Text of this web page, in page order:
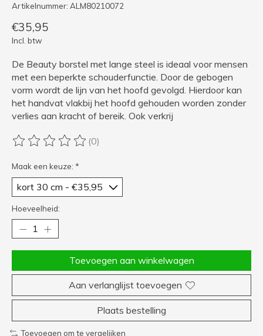
Artikelnummer: ALM80210072
€35,95
Incl. btw
De Beauty borstel met lange steel is ideaal voor mensen
met een beperkte schouderfunctie. Door de gebogen
vorm wordt de lijn van het hoofd gevolgd. Hierdoor kan
het handvat vlakbij het hoofd gehouden worden zonder
verlies aan kracht of bereik. Ook verkrij
De beoordeling van dit product is
(0)
Maak een keuze: *
Hoeveelheid:
Toevoegen aan winkelwagen
Aan verlanglijst toevoegen
Plaats bestelling
Toevoegen om te vergelijken